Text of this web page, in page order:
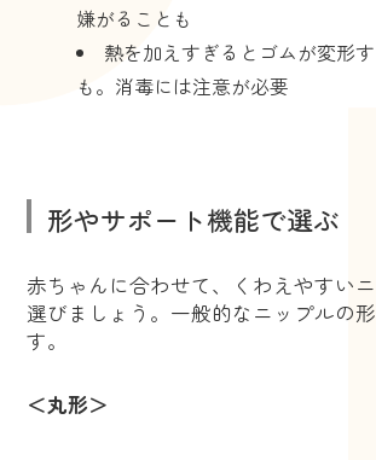
嫌がることも
熱を加えすぎるとゴムが変形
も。消毒には注意が必要
形やサポート機能で選ぶ
赤ちゃんに合わせて、くわえやすい
選びましょう。一般的なニップルの
す。
＜丸形＞